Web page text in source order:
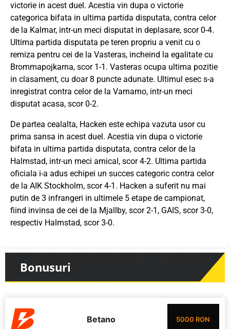
victorie in acest duel. Acestia vin dupa o victorie
categorica bifata in ultima partida disputata, contra celor
de la Kalmar, intr-un meci disputat in deplasare, scor 0-4.
Ultima partida disputata pe teren propriu a venit cu o
remiza pentru cei de la Vasteras, incheind la egalitate cu
Brommapojkarna, scor 1-1. Vasteras ocupa ultima pozitie
in clasament, cu doar 8 puncte adunate. Ultimul esec s-a
inregistrat contra celor de la Varnamo, intr-un meci
disputat acasa, scor 0-2.
De partea cealalta, Hacken este echipa vazuta usor cu
prima sansa in acest duel. Acestia vin dupa o victorie
bifata in ultima partida disputata, contra celor de la
Halmstad, intr-un meci amical, scor 4-2. Ultima partida
oficiala i-a adus echipei un succes categoric contra celor
de la AIK Stockholm, scor 4-1. Hacken a suferit nu mai
putin de 3 infrangeri in ultimele 5 etape de campionat,
fiind invinsa de cei de la Mjallby, scor 2-1, GAIS, scor 3-0,
respectiv Halmstad, scor 3-0.
Bonusuri
Betano 5000 RON